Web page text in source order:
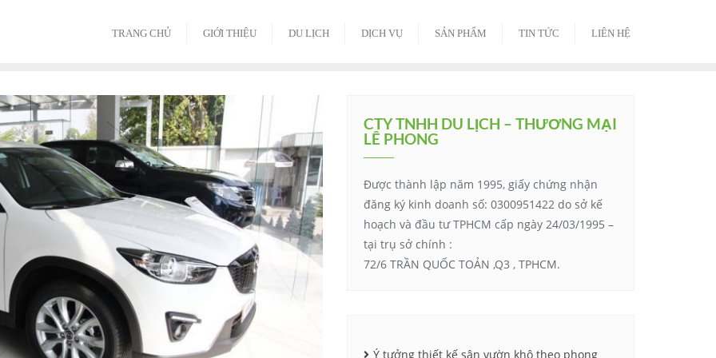
TRANG CHỦ GIỚI THIỆU DU LỊCH DỊCH VỤ SẢN PHẨM TIN TỨC LIÊN HỆ
CTY TNHH DU LỊCH – THƯƠNG MẠI
LÊ PHONG
Được thành lập năm 1995, giấy chứng nhận
đăng ký kinh doanh số: 0300951422 do sở kế
hoạch và đầu tư TPHCM cấp ngày 24/03/1995 –
tại trụ sở chính :
72/6 TRẦN QUỐC TOẢN ,Q3 , TPHCM.
Ý tưởng thiết kế sân vườn khô theo phong